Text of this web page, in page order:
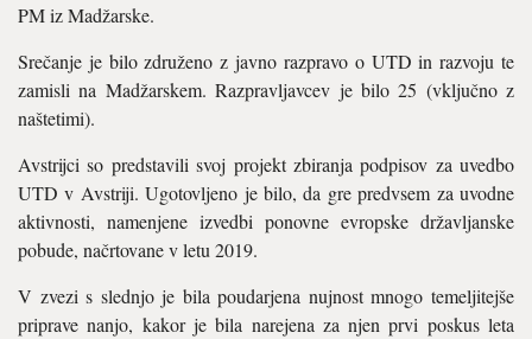
PM iz Madžarske.
Srečanje je bilo združeno z javno razpravo o UTD in razvoju te
zamisli na Madžarskem. Razpravljavcev je bilo 25 (vključno z
naštetimi).
Avstrijci so predstavili svoj projekt zbiranja podpisov za uvedbo
UTD v Avstriji. Ugotovljeno je bilo, da gre predvsem za uvodne
aktivnosti, namenjene izvedbi ponovne evropske državljanske
pobude, načrtovane v letu 2019.
V zvezi s slednjo je bila poudarjena nujnost mnogo temeljitejše
priprave nanjo, kakor je bila narejena za njen prvi poskus leta